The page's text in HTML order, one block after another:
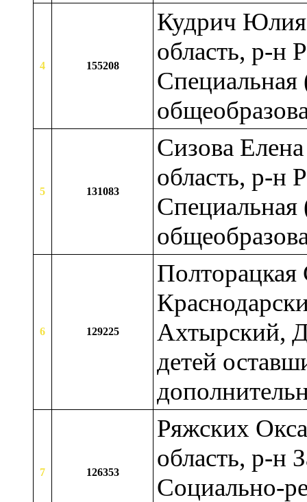
4 155208
Кудрич Юлия
область, р-н
Специальная
5 131083
Сизова
область, р-н
Специальная
6 129225
Полторацкая
Ахтырский,
детей
7 126353
Ряжских
область, р-н
Социально-